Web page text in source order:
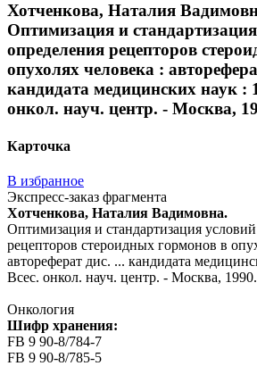
Хотченкова, Наталия
Оптимизация и
определения рецепторов
опухолях человека :
кандидата медицинских наук :
онкол. науч. центр. - Москва,
Карточка
В избранное
Экспресс-заказ фрагмента
Хотченкова, Наталия Вадимовна.
Оптимизация и стандартизация
рецепторов стероидных гормонов в
автореферат дис. ... кандидата
Всес. онкол. науч. центр. - Москва,
Онкология
Шифр хранения:
FB 9 90-8/784-7
FB 9 90-8/785-5